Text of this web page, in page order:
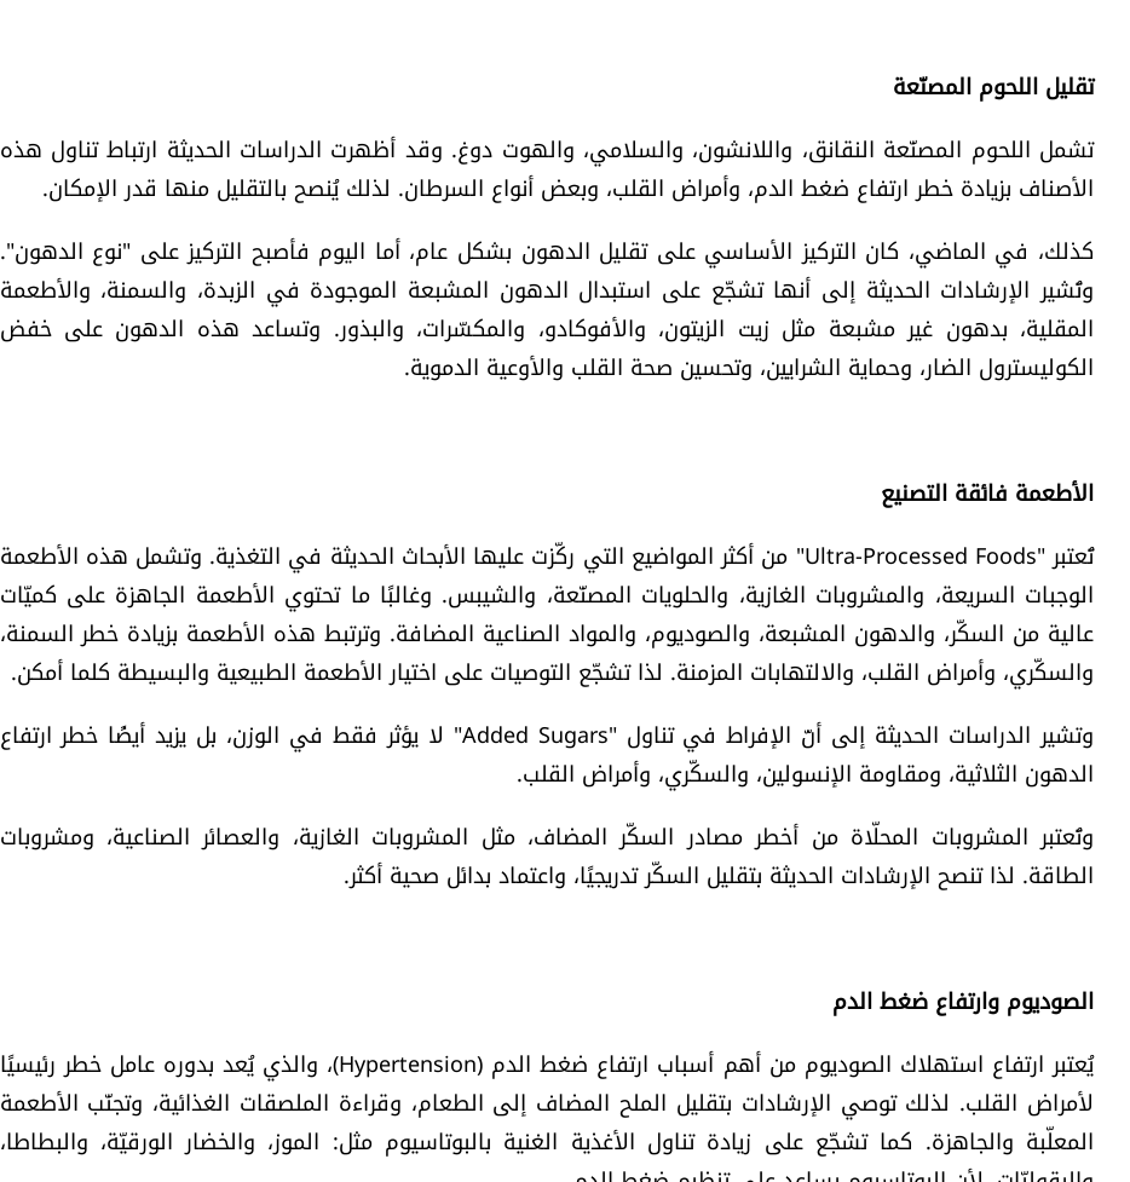
تقليل اللحوم المصنّعة
تشمل اللحوم المصنّعة النقانق، واللانشون، والسلامي، والهوت دوغ. وقد أظهرت الدراسات الحديثة ارتباط تناول هذه
الأصناف بزيادة خطر ارتفاع ضغط الدم، وأمراض القلب، وبعض أنواع السرطان. لذلك يُنصح بالتقليل منها قدر الإمكان.
كذلك، في الماضي، كان التركيز الأساسي على تقليل الدهون بشكل عام، أما اليوم فأصبح التركيز على "نوع الدهون".
وتُشير الإرشادات الحديثة إلى أنها تشجّع على استبدال الدهون المشبعة الموجودة في الزبدة، والسمنة، والأطعمة
المقلية، بدهون غير مشبعة مثل زيت الزيتون، والأفوكادو، والمكسّرات، والبذور. وتساعد هذه الدهون على خفض
الكوليسترول الضار، وحماية الشرايين، وتحسين صحة القلب والأوعية الدموية.
الأطعمة فائقة التصنيع
تُعتبر "Ultra-Processed Foods" من أكثر المواضيع التي ركّزت عليها الأبحاث الحديثة في التغذية. وتشمل هذه الأطعمة
الوجبات السريعة، والمشروبات الغازية، والحلويات المصنّعة، والشيبس. وغالبًا ما تحتوي الأطعمة الجاهزة على كميّات
عالية من السكّر، والدهون المشبعة، والصوديوم، والمواد الصناعية المضافة. وترتبط هذه الأطعمة بزيادة خطر السمنة،
والسكّري، وأمراض القلب، والالتهابات المزمنة. لذا تشجّع التوصيات على اختيار الأطعمة الطبيعية والبسيطة كلما أمكن.
وتشير الدراسات الحديثة إلى أنّ الإفراط في تناول "Added Sugars" لا يؤثر فقط في الوزن، بل يزيد أيضًا خطر ارتفاع
الدهون الثلاثية، ومقاومة الإنسولين، والسكّري، وأمراض القلب.
وتُعتبر المشروبات المحلّاة من أخطر مصادر السكّر المضاف، مثل المشروبات الغازية، والعصائر الصناعية، ومشروبات
الطاقة. لذا تنصح الإرشادات الحديثة بتقليل السكّر تدريجيًا، واعتماد بدائل صحية أكثر.
الصوديوم وارتفاع ضغط الدم
يُعتبر ارتفاع استهلاك الصوديوم من أهم أسباب ارتفاع ضغط الدم (Hypertension)، والذي يُعد بدوره عامل خطر رئيسيًا
لأمراض القلب. لذلك توصي الإرشادات بتقليل الملح المضاف إلى الطعام، وقراءة الملصقات الغذائية، وتجنّب الأطعمة
المعلّبة والجاهزة. كما تشجّع على زيادة تناول الأغذية الغنية بالبوتاسيوم مثل: الموز، والخضار الورقيّة، والبطاطا،